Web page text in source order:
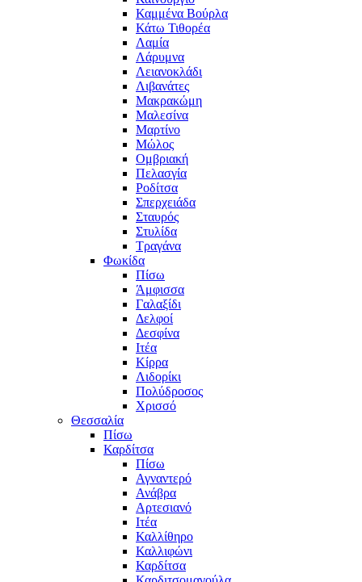
Καμμένα Βούρλα
Κάτω Τιθορέα
Λαμία
Λάρυμνα
Λειανοκλάδι
Λιβανάτες
Μακρακώμη
Μαλεσίνα
Μαρτίνο
Μώλος
Ομβριακή
Πελασγία
Ροδίτσα
Σπερχειάδα
Σταυρός
Στυλίδα
Τραγάνα
Φωκίδα
Πίσω
Άμφισσα
Γαλαξίδι
Δελφοί
Δεσφίνα
Ιτέα
Κίρρα
Λιδορίκι
Πολύδροσος
Χρισσό
Θεσσαλία
Πίσω
Καρδίτσα
Πίσω
Αγναντερό
Ανάβρα
Αρτεσιανό
Ιτέα
Καλλίθηρο
Καλλιφώνι
Καρδίτσα